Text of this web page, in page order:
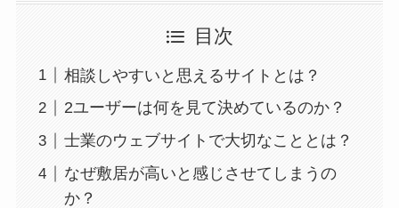
目次
相談しやすいと思えるサイトとは？
2ユーザーは何を見て決めているのか？
士業のウェブサイトで大切なこととは？
なぜ敷居が高いと感じさせてしまうの
か？